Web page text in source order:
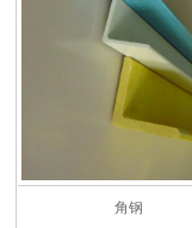
角钢